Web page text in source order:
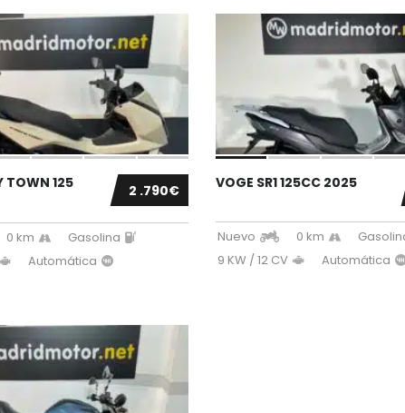
2 .790€
TOWN 125
0 km
Gasolina
Automática
VOGE SR1 125CC 2025
Nuevo 0 km
9 KW / 12 CV
Automática